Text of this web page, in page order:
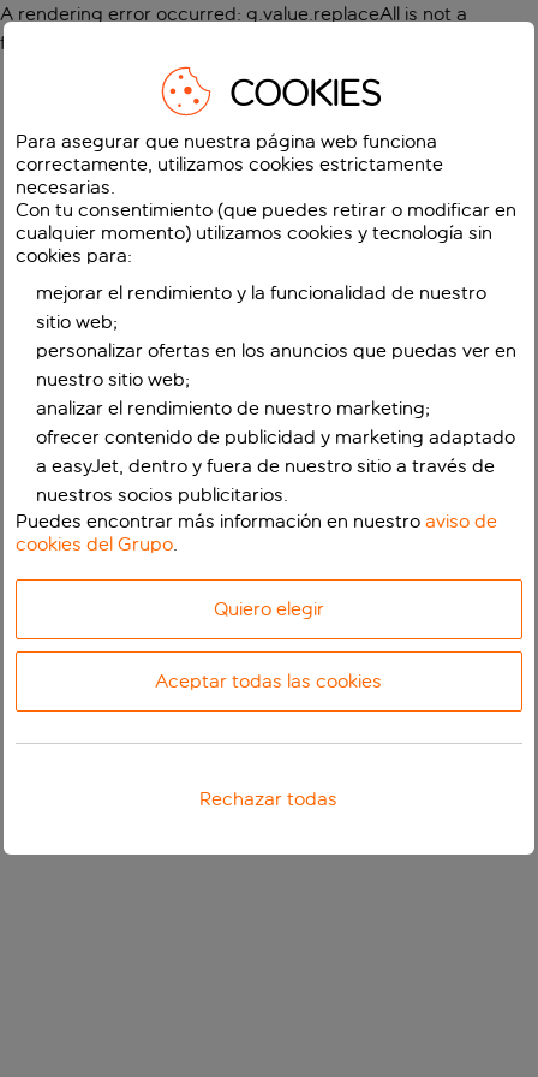
A rendering error occurred: g.value.replaceAll is not a
function
COOKIES
Para asegurar que nuestra página web funciona
correctamente, utilizamos cookies estrictamente
necesarias.
Con tu consentimiento (que puedes retirar o modificar en
cualquier momento) utilizamos cookies y tecnología sin
cookies para:
mejorar el rendimiento y la funcionalidad de nuestro
sitio web;
personalizar ofertas en los anuncios que puedas ver en
nuestro sitio web;
analizar el rendimiento de nuestro marketing;
ofrecer contenido de publicidad y marketing adaptado
a easyJet, dentro y fuera de nuestro sitio a través de
nuestros socios publicitarios.
Puedes encontrar más información en nuestroaviso de
cookies del Grupo.
Quiero elegir
Aceptar todas las cookies
Rechazar todas